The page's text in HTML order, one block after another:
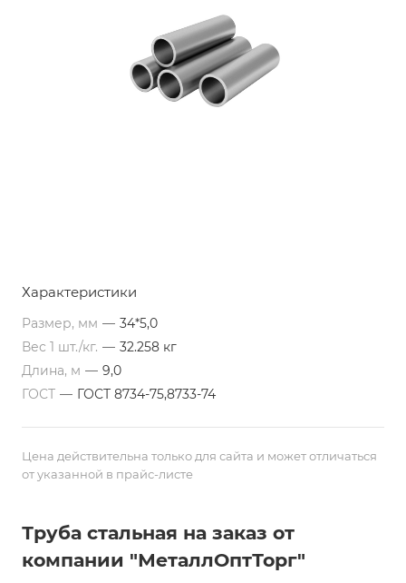
Характеристики
Размер, мм — 34*5,0
Вес 1 шт./кг. — 32.258 кг
Длина, м — 9,0
ГОСТ — ГОСТ 8734-75,8733-74
Цена действительна только для сайта и может отличаться
от указанной в прайс-листе
Труба стальная на заказ от
компании "МеталлОптТорг"